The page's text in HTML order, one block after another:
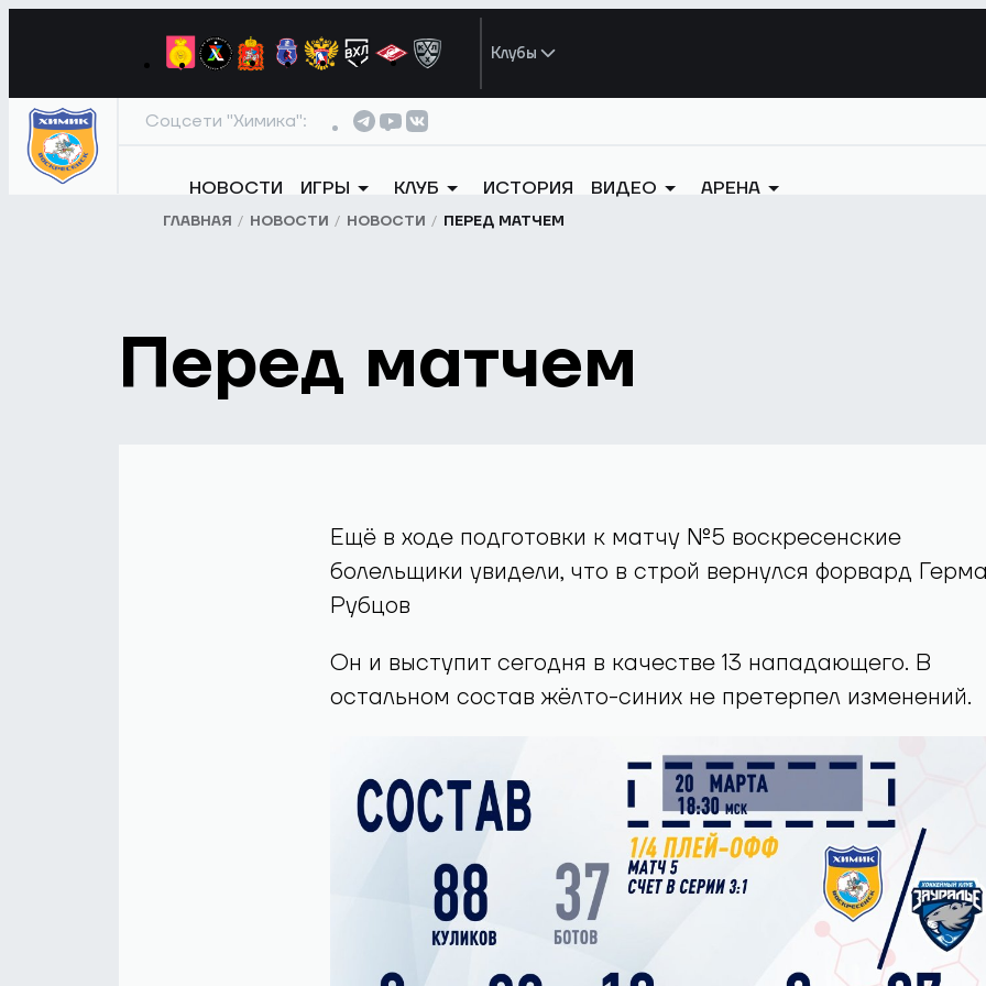
Клубы
Соцсети "Химика":
НОВОСТИ ИГРЫ КЛУБ ИСТОРИЯ ВИДЕО АРЕНА
ГЛАВНАЯ НОВОСТИ НОВОСТИ ПЕРЕД МАТЧЕМ
Перед матчем
Ещё в ходе подготовки к матчу №5 воскресенские
болельщики увидели, что в строй вернулся форвард
Рубцов
Он и выступит сегодня в качестве 13 нападающего. В
остальном состав жёлто-синих не претерпел изменений.